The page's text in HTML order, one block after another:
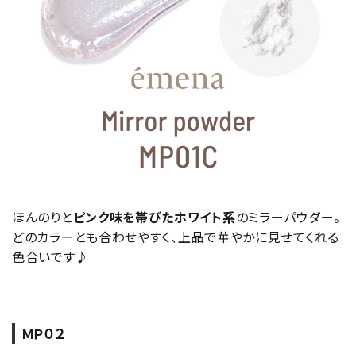
ほんのりとピンク味を帯びたホワイト系のミラーパウダー。
どのカラーとも合わせやすく、上品で華やかに見せてくれる
色合いです♪
ＭＰ０２